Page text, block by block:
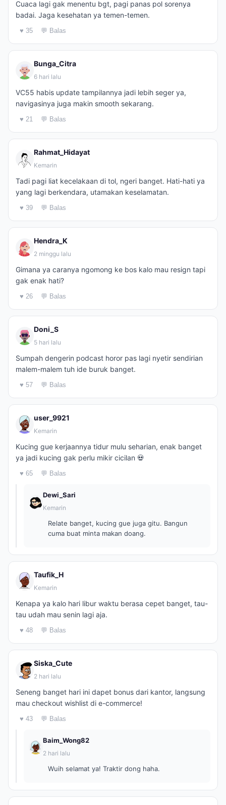
Cuaca lagi gak menentu bgt, pagi panas pol sorenya
badai. Jaga kesehatan ya temen-temen.
♥ 35 💬 Balas
Bunga_Citra
6 hari lalu
VC55 habis update tampilannya jadi lebih seger ya,
navigasinya juga makin smooth sekarang.
♥ 21 💬 Balas
Rahmat_Hidayat
Kemarin
Tadi pagi liat kecelakaan di tol, ngeri banget. Hati-hati ya
yang lagi berkendara, utamakan keselamatan.
♥ 39 💬 Balas
Hendra_K
2 minggu lalu
Gimana ya caranya ngomong ke bos kalo mau resign tapi
gak enak hati?
♥ 26 💬 Balas
Doni_S
5 hari lalu
Sumpah dengerin podcast horor pas lagi nyetir sendirian
malem-malem tuh ide buruk banget.
♥ 57 💬 Balas
user_9921
Kemarin
Kucing gue kerjaannya tidur mulu seharian, enak banget
ya jadi kucing gak perlu mikir cicilan 💀
♥ 65 💬 Balas
Dewi_Sari
Kemarin
Relate banget, kucing gue juga gitu. Bangun
cuma buat minta makan doang.
Taufik_H
Kemarin
Kenapa ya kalo hari libur waktu berasa cepet banget, tau-
tau udah mau senin lagi aja.
♥ 48 💬 Balas
Siska_Cute
2 hari lalu
Seneng banget hari ini dapet bonus dari kantor, langsung
mau checkout wishlist di e-commerce!
♥ 43 💬 Balas
Baim_Wong82
2 hari lalu
Wuih selamat ya! Traktir dong haha.